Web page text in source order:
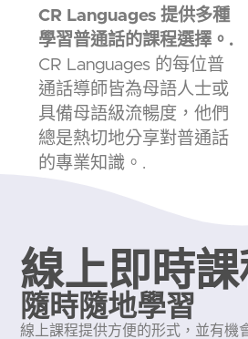
CR Languages 提供多種
學習普通話的課程選擇。.
CR Languages 的每位普
通話導師皆為母語人士或
具備母語級流暢度，他們
總是熱切地分享對普通話
的專業知識。.
線上即時
隨時隨地學習
線上課程提供方便的形式，並有機